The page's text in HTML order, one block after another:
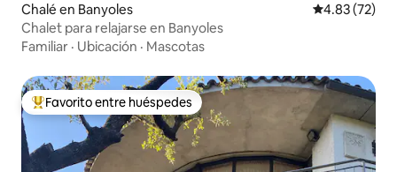
Chalé en Banyoles Calificación
4.83 (72)
Chalet para relajarse en Banyoles
Familiar · Ubicación · Mascotas
Favorito entre huéspedes preferido
Favorito entre huéspedes